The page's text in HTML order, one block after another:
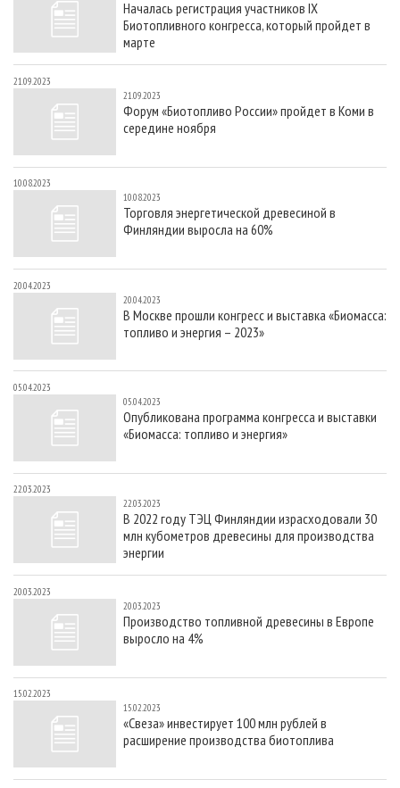
СУШКА ДРЕВЕСИНЫ
ПРОИЗВОДСТВО ДРЕВЕСНЫХ ПЛИТ
ДЕРЕВЯННОЕ ДОМОСТРОЕНИЕ
ПРОИЗВОДСТВО МЕБЕЛИ
БИОЭНЕРГЕТИКА
ЦБП
ИНСТРУМЕНТ И МАТЕРИАЛЫ
ПЕРСОНЫ
МОБИЛЬНЫЕ ВЫСТАВКИ
ПРИОРИТЕТНЫЕ ИНВЕСТПРОЕКТЫ
RUSSIAN FORESTRY REVIEW
ГАЗЕТА ЛЕСПРОМФОРУМ
БИБЛИОТЕКА СПЕЦИАЛИСТА
КОНТАКТЫ
РЕКЛАМА
РЕКЛАМА НА САЙТЕ
Началась регистрация участников IX
Биотопливного конгресса, который пройдет в
марте
21.09.2023
21.09.2023
Форум «Биотопливо России» пройдет в Коми в
середине ноября
10.08.2023
10.08.2023
Торговля энергетической древесиной в
Финляндии выросла на 60%
20.04.2023
20.04.2023
В Москве прошли конгресс и выставка «Биомасса:
топливо и энергия – 2023»
05.04.2023
05.04.2023
Опубликована программа конгресса и выставки
«Биомасса: топливо и энергия»
22.03.2023
22.03.2023
В 2022 году ТЭЦ Финляндии израсходовали 30
млн кубометров древесины для производства
энергии
20.03.2023
20.03.2023
Производство топливной древесины в Европе
выросло на 4%
15.02.2023
15.02.2023
«Свеза» инвестирует 100 млн рублей в
расширение производства биотоплива